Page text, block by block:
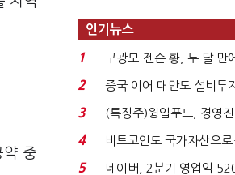
약 중
인기뉴스
1
구광모-젠슨 황, 두 달 만
로봇·AI 등 논...
2
중국 이어 대만도 설비투
국전쟁’
3
(특징주)윙입푸드, 경영
지에 상한가...
4
비트코인도 국가자산으
처분' 기준은 ...
5
네이버, 2분기 영업익